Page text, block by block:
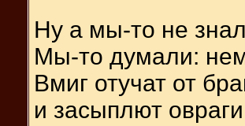
Ну а мы-то не
Мы-то думали:
Вмиг отучат от
и засыплют